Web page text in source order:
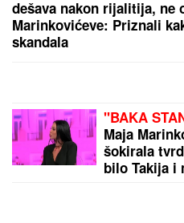
(FOTO) NAKON RAZVODA
NASLEDNICIMiodrag
ćerke, Vasilija je mamina
(FOTO)
ZADESILA
ADI BOJANI
oglasila se